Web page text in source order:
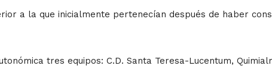
a la que inicialmente pertenecían después de haber
tres equipos: C.D. Santa Teresa-Lucentum,